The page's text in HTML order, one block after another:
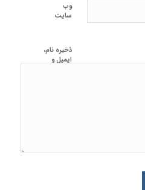
وب‌
سایت
ذخیره نام،
ایمیل و